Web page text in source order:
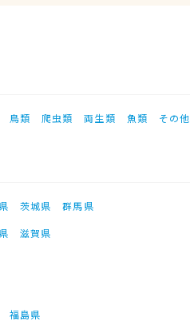
鳥類 爬虫類 両生類 魚類 その他
茨城県
群馬県
滋賀県
福島県